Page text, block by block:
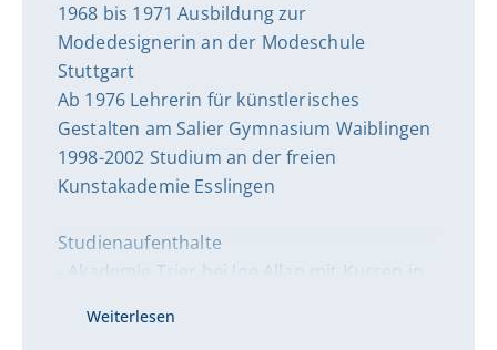
1968 bis 1971 Ausbildung zur
Modedesignerin an der Modeschule
Stuttgart
Ab 1976 Lehrerin für künstlerisches
Gestalten am Salier Gymnasium Waiblingen
1998-2002 Studium an der freien
Kunstakademie Esslingen
Studienaufenthalte
- Akademie Trier bei Joe Allan mit Kursen in
- La Gomera bei Professor Frederick Bunsen
Weiterlesen